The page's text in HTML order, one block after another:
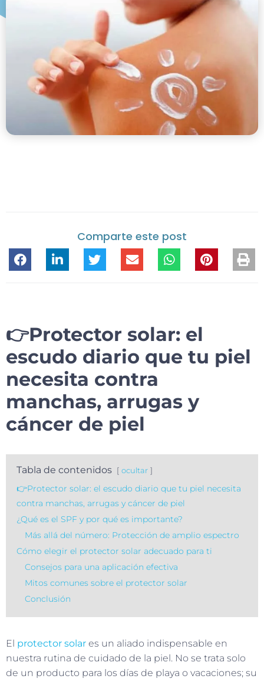
Comparte este post
👉Protector solar: el
escudo diario que tu piel
necesita contra
manchas, arrugas y
cáncer de piel
Tabla de contenidos ocultar
👉Protector solar: el escudo diario que tu piel necesita
contra manchas, arrugas y cáncer de piel
¿Qué es el SPF y por qué es importante?
Más allá del número: Protección de amplio espectro
Cómo elegir el protector solar adecuado para ti
Consejos para una aplicación efectiva
Mitos comunes sobre el protector solar
Conclusión
El protector solar es un aliado indispensable en
nuestra rutina de cuidado de la piel. No se trata solo
de un producto para los días de playa o vacaciones; su